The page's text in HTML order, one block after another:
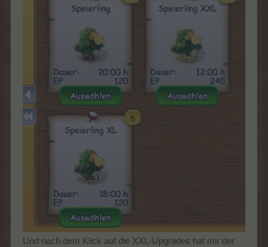
Und nach dem Klick auf die XXL-Upgrades hat mir der